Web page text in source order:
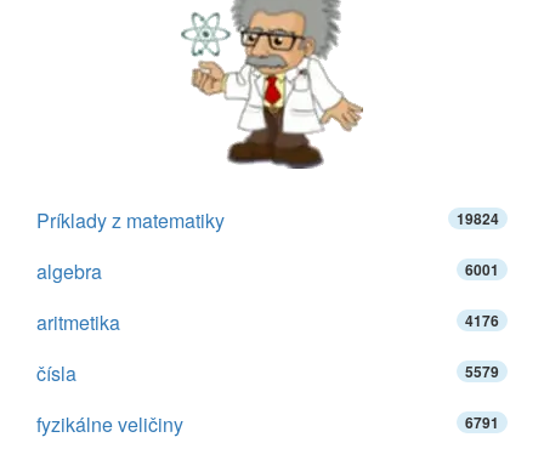
Príklady z matematiky 19824
algebra 6001
aritmetika 4176
čísla 5579
fyzikálne veličiny 6791